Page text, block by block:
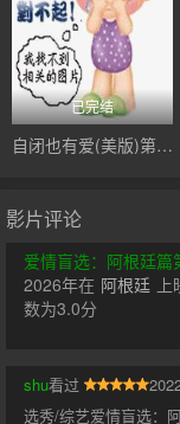
已完结
自闭也有爱(美版)第三季
影片评论
爱情盲选：阿根廷篇
2026年在 阿根廷
数为3.0分
shu看过
选秀/综艺爱情盲选：